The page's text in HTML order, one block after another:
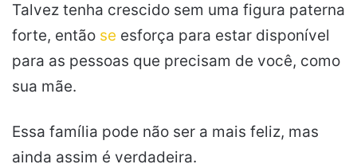
Talvez tenha crescido sem uma figura paterna
forte, então se esforça para estar disponível
para as pessoas que precisam de você, como
sua mãe.
Essa família pode não ser a mais feliz, mas
ainda assim é verdadeira.